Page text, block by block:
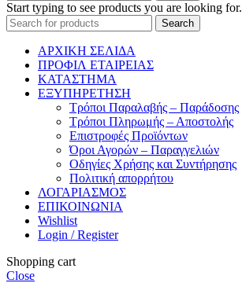
Start typing to see products you are looking for.
Search
ΑΡΧΙΚΗ ΣΕΛΙΔΑ
ΠΡΟΦΙΛ ΕΤΑΙΡΕΙΑΣ
ΚΑΤΑΣΤΗΜΑ
ΕΞΥΠΗΡΕΤΗΣΗ
Τρόποι Παραλαβής – Παράδοσης
Τρόποι Πληρωμής – Αποστολής
Επιστροφές Προϊόντων
Όροι Αγορών – Παραγγελιών
Οδηγίες Χρήσης και Συντήρησης
Πολιτική απορρήτου
ΛΟΓΑΡΙΑΣΜΟΣ
ΕΠΙΚΟΙΝΩΝΙΑ
Wishlist
Login / Register
Shopping cart
Close